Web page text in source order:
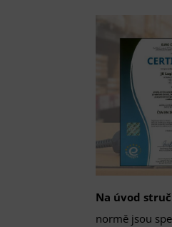
Na úvod
normě jsou